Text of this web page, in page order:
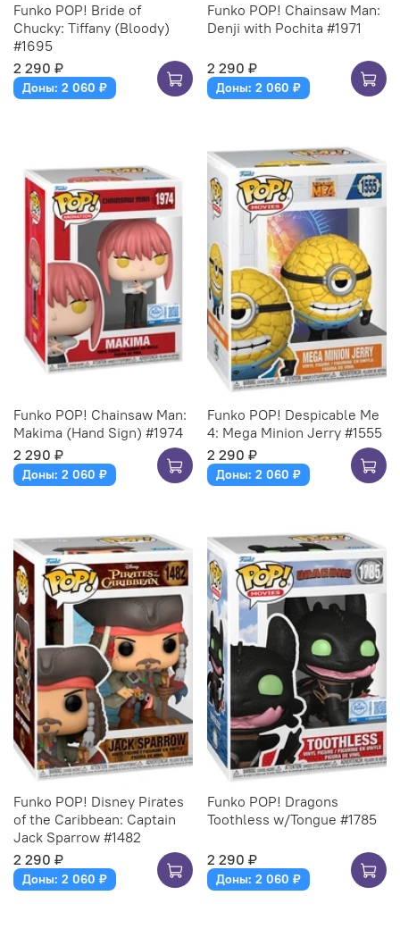
Funko POP! Bride of
Chucky: Tiffany (Bloody)
#1695
2 290 ₽
Доны: 2 060 ₽
Funko POP! Chainsaw Man:
Denji with Pochita #1971
2 290 ₽
Доны: 2 060 ₽
Funko POP! Chainsaw Man:
Makima (Hand Sign) #1974
2 290 ₽
Доны: 2 060 ₽
Funko POP! Despicable Me
4: Mega Minion Jerry #1555
2 290 ₽
Доны: 2 060 ₽
Funko POP! Disney Pirates
of the Caribbean: Captain
Jack Sparrow #1482
2 290 ₽
Доны: 2 060 ₽
Funko POP! Dragons
Toothless w/Tongue #1785
2 290 ₽
Доны: 2 060 ₽